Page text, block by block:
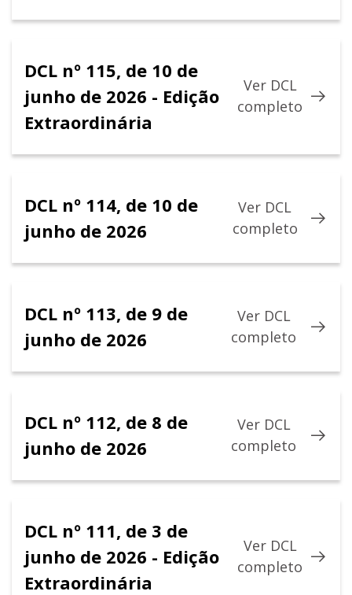
DCL nº 115, de 10 de
junho de 2026 - Edição
Extraordinária
Ver DCL
completo
DCL nº 114, de 10 de
junho de 2026
Ver DCL
completo
DCL nº 113, de 9 de
junho de 2026
Ver DCL
completo
DCL nº 112, de 8 de
junho de 2026
Ver DCL
completo
DCL nº 111, de 3 de
junho de 2026 - Edição
Extraordinária
Ver DCL
completo